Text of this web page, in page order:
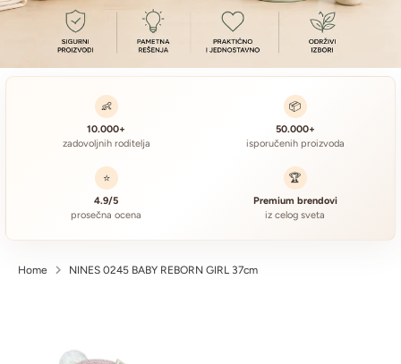
👶
10.000+
zadovoljnih roditelja
📦
50.000+
isporučenih proizvoda
⭐
4.9/5
prosečna ocena
🏆
Premium brendovi
iz celog sveta
Home NINES 0245 BABY REBORN GIRL 37cm